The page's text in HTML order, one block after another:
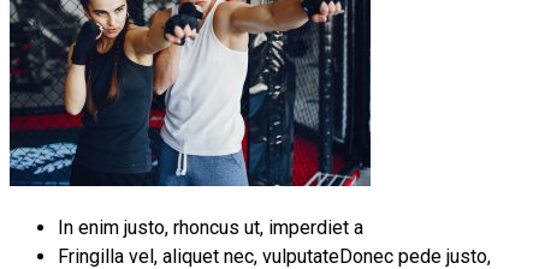
In enim justo, rhoncus ut, imperdiet a
Fringilla vel, aliquet nec, vulputateDonec pede justo,